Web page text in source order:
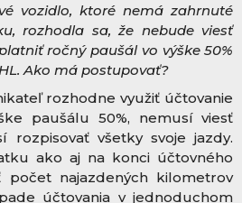
vozidlo, ktoré nemá zahrnuté
rozhodla sa, že nebude viesť
ročný paušál vo výške 50%
Ako má postupovať?
rozhodne využiť účtovanie
paušálu 50%, nemusí viesť
rozpisovať všetky svoje jazdy.
ako aj na konci účtovného
počet najazdených kilometrov
účtovania v jednoduchom